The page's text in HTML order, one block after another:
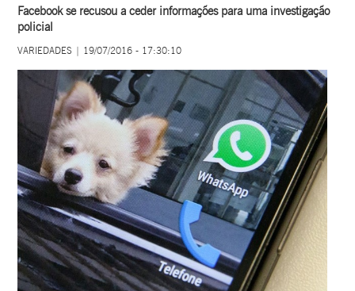
Facebook se recusou a ceder informações para uma investigação
policial
VARIEDADES | 19/07/2016 - 17:30:10